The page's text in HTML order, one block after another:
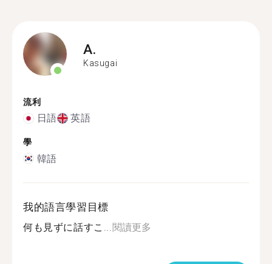
A.
Kasugai
流利
日語 英語
學
韓語
我的語言學習目標
何も見ずに話すこ... 閱讀更多